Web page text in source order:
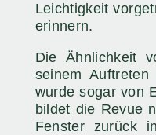
Leichtigkeit
erinnern.
Die Ähnlichkeit
seinem
wurde sogar von
bildet die Revue
Fenster zurück